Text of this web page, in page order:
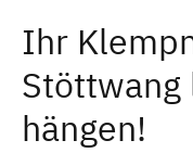
Ihr
Stöttwang
hängen!